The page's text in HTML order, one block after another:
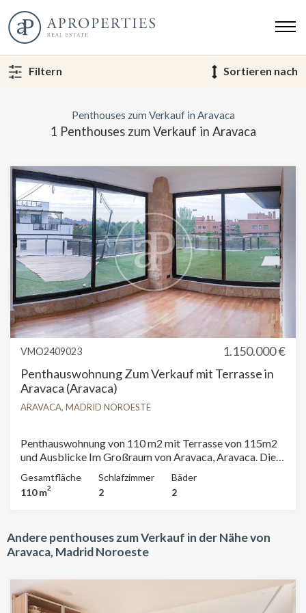
Filtern Sortieren nach
Penthouses zum Verkauf in Aravaca
1 Penthouses zum Verkauf in Aravaca
VMO2409023
1.150.000 €
Penthauswohnung Zum Verkauf mit Terrasse in
Aravaca (Aravaca)
ARAVACA, MADRID NOROESTE
Penthauswohnung von 110 m2 mit Terrasse von 115m2
und Ausblicke Im Großraum von Aravaca, Aravaca. Die
Klimaanlage, Einbauschränke, Garten, Heizung, Pförtner
und Abstellraum.
Gesamtfläche
110 m2
Schlafzimmer
2
Bäder
2
Andere penthouses zum Verkauf in der Nähe von
Aravaca, Madrid Noroeste
Technik und Funktional
Immer aktiv